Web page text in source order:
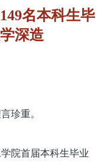
名本科生毕
深造
珍重。
院首届本科生毕业